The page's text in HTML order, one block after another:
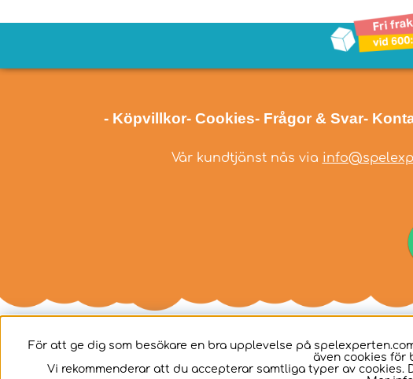
- Köpvillkor- Cookies- Frågor & Svar-
Vår kundtjänst nås via
För att ge dig som besökare en bra upplevelse på
även cookies för
Vi rekommenderar att du accepterar samtliga typer av cookies.